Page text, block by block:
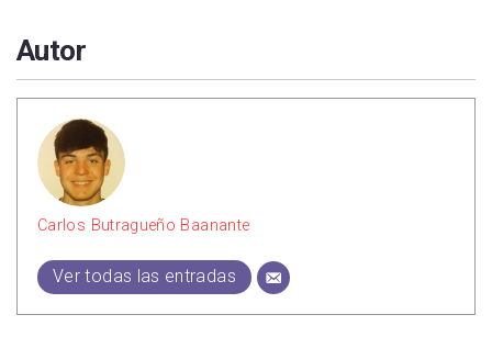
Autor
Carlos Butragueño Baanante
Ver todas las entradas